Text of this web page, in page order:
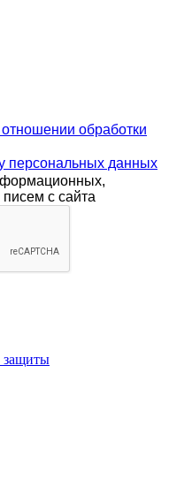
обработки
персональных данных
с сайта
защиты